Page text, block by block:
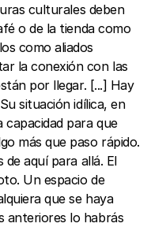
culturales deben
o de la tienda como
como aliados
la conexión con las
por llegar. [...] Hay
situación idílica, en
para que
más que paso rápido.
aquí para allá. El
Un espacio de
que se haya
anteriores lo habrás